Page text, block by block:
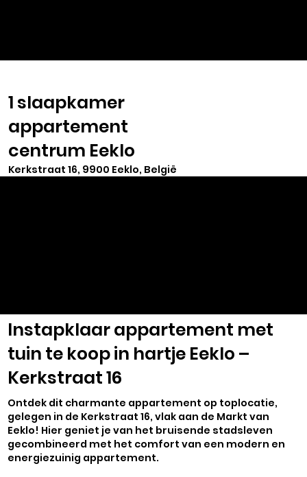
1 slaapkamer
appartement
centrum Eeklo
Kerkstraat 16, 9900 Eeklo, België
Instapklaar appartement met
tuin te koop in hartje Eeklo –
Kerkstraat 16
Ontdek dit charmante appartement op toplocatie,
gelegen in de Kerkstraat 16, vlak aan de Markt van
Eeklo! Hier geniet je van het bruisende stadsleven
gecombineerd met het comfort van een modern en
energiezuinig appartement.